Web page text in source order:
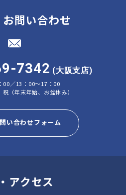
問い合わせ
7342 (大阪支店)
00／13：00～17：00
（年末年始、お盆休み）
い合わせフォーム
アクセス